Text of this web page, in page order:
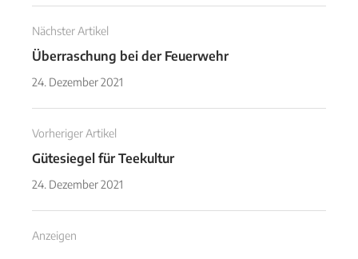
Nächster Artikel
Überraschung bei der Feuerwehr
24. Dezember 2021
Vorheriger Artikel
Gütesiegel für Teekultur
24. Dezember 2021
Anzeigen